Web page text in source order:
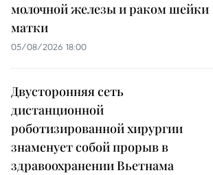
молочной железы и раком шейки
матки
05/08/2026 18:00
Двусторонняя сеть
дистанционной
роботизированной хирургии
знаменует собой прорыв в
здравоохранении Вьетнама